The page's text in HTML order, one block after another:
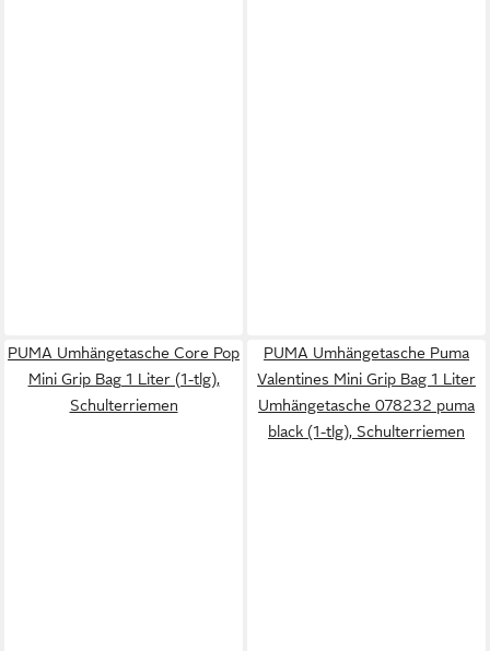
PUMA Umhängetasche Core Pop
Mini Grip Bag 1 Liter (1-tlg),
Schulterriemen
PUMA Umhängetasche Puma
Valentines Mini Grip Bag 1 Liter
Umhängetasche 078232 puma
black (1-tlg), Schulterriemen